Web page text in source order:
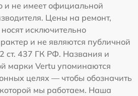
и не имеет официальной
Цены на ремонт,
исключительно
и не являются публичной
ст. 437 ГК РФ. Названия и
марки Vertu упоминаются
целях — чтобы обозначить
мы работаем. Наша